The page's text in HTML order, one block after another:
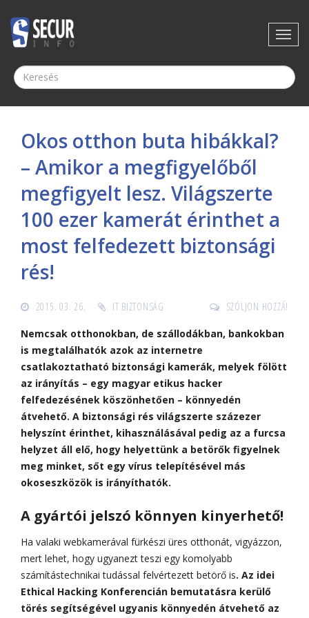
Okos otthon buta hibákkal?
– Amikor a megfigyelőből
megfigyelt lesz. Világszerte
100 ezer kamerát érinthet a
most felfedezett biztonsági
rés!
2015. 03. 26. IT BIZTONSÁG SZÓLJON HOZZÁ!
Nemcsak otthonokban, de szállodákban, bankokban
is megtalálhatók azok az internetre
csatlakoztatható biztonsági kamerák, melyek fölött
az irányítás – egy magyar etikus hacker
felfedezésének köszönhetően – könnyedén
átvehető. A biztonsági rés világszerte százezer
helyszínt érinthet, kihasználásával pedig az a furcsa
helyzet áll elő, hogy helyettünk a betörők figyelnek
meg minket, sőt egy vírus telepítésével más
okoseszközök is irányíthatók.
A gyártói jelszó könnyen kinyerhető!
Ha valaki webkamerával fürkészi üres otthonát, vigyázzon,
mert lehet, hogy ugyanezt teszi egy komolyabb
számítástechnikai tudással felvértezett betörő is. Az idei
Ethical Hacking Konferencián bemutatásra kerülő
törés segítségével ugyanis könnyedén átvehető az